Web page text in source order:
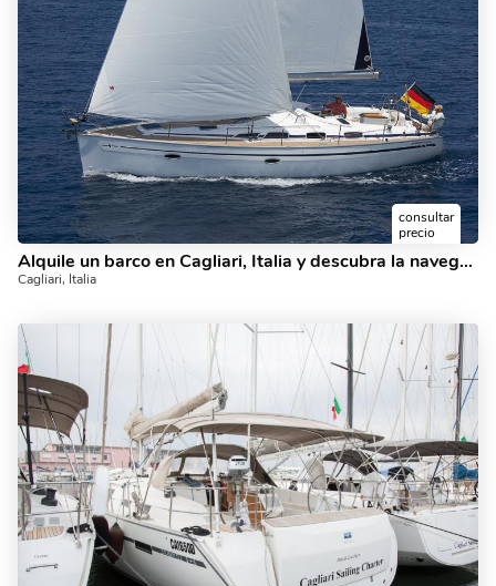
consultar
precio
Alquile un barco en Cagliari, Italia y descubra la navegación en un velero.
Cagliari, Italia